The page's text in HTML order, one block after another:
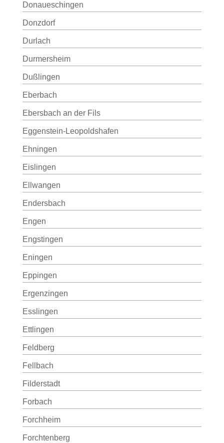
Donaueschingen
Donzdorf
Durlach
Durmersheim
Dußlingen
Eberbach
Ebersbach an der Fils
Eggenstein-Leopoldshafen
Ehningen
Eislingen
Ellwangen
Endersbach
Engen
Engstingen
Eningen
Eppingen
Ergenzingen
Esslingen
Ettlingen
Feldberg
Fellbach
Filderstadt
Forbach
Forchheim
Forchtenberg